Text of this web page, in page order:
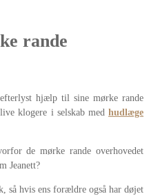
rande
hjælp til sine mørke rande
klogere i selskab med hudlæge
de mørke rande overhovedet
Jeanett?
så hvis ens forældre også har døjet